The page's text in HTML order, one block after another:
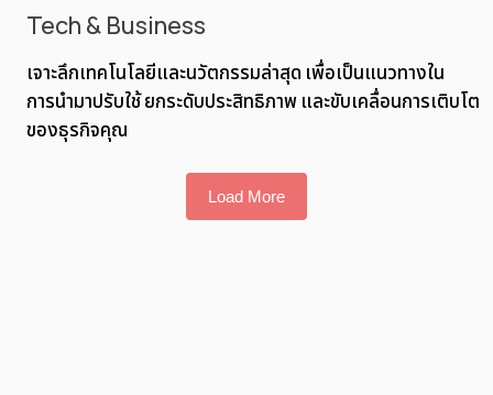
Tech & Business
เจาะลึกเทคโนโลยีและนวัตกรรมล่าสุด เพื่อเป็นแนวทางใน
การนำมาปรับใช้ ยกระดับประสิทธิภาพ และขับเคลื่อนการเติบโต
ของธุรกิจคุณ
Load More